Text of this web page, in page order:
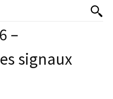
–
signaux